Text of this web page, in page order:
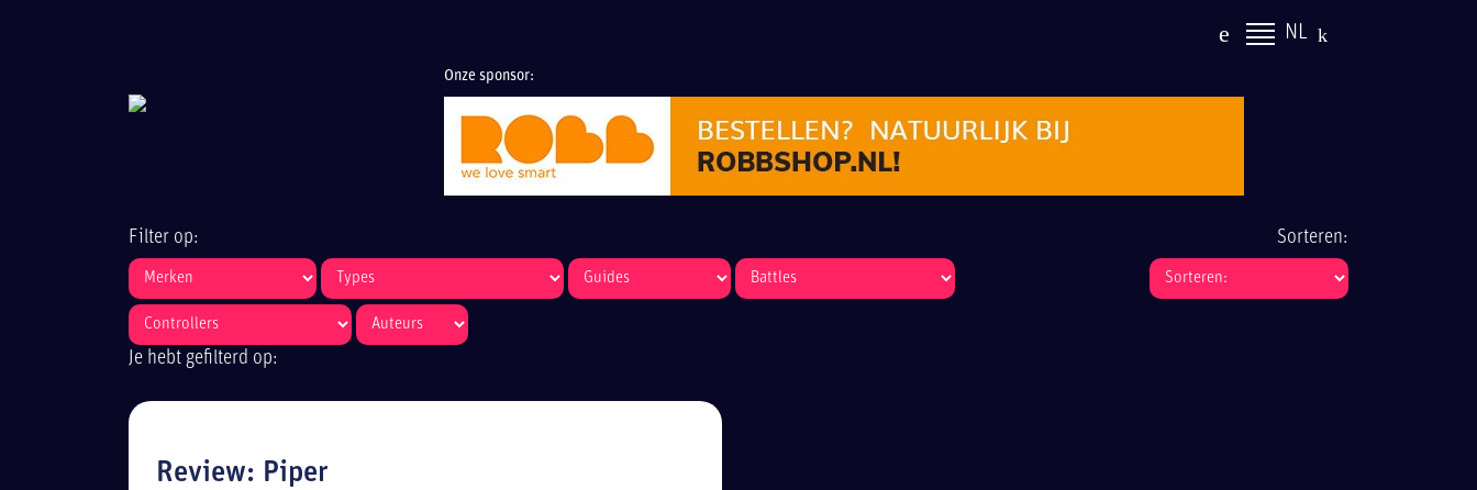
NL
Onze sponsor:
Filter op: Sorteren:
Je hebt gefilterd op:
Review: Piper